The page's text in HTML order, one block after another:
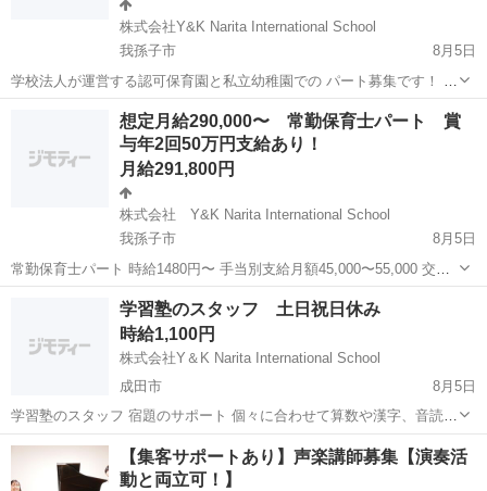
株式会社Y&K Narita International School
我孫子市
8月5日
学校法人が運営する認可保育園と私立幼稚園での パート募集です！ ブ
ランクがある方、産後復帰を考えている方！どなたでも大歓迎です！
残業なし、福利厚生がばっちりの園で働きませんか？ 職員数 (保育園)
我孫子市 保育士
想定月給290,000〜 常勤保育士パート 賞
与年2回50万円支給あり！
月給291,800円
株式会社 Y&K Narita International School
我孫子市
8月5日
常勤保育士パート 時給1480円〜 手当別支給月額45,000〜55,000 交通
費月額上限10万円支給 賞与年2回つき（50万円前後） 想定月給
290,000〜 想定年収 4,000,000〜 ...
我孫子市 保育士
学習塾のスタッフ 土日祝日休み
時給1,100円
株式会社Y＆K Narita International School
成田市
8月5日
学習塾のスタッフ 宿題のサポート 個々に合わせて算数や漢字、音読な
どの指導 難しいレベルの学習は教えません。 クラスは3歳〜8歳までの
子どもたちです。 1日あたり2名〜6名程度 カルタやカード、ブロック
遊びなども...
千葉 成田市 塾講師 スタッフ
【集客サポートあり】声楽講師募集【演奏活
動と両立可！】